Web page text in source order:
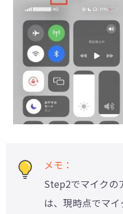
メモ：
Step2でマイクの
は、現時点でマ